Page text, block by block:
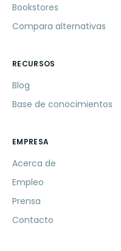
Bookstores
Compara alternativas
RECURSOS
Blog
Base de conocimientos
EMPRESA
Acerca de
Empleo
Prensa
Contacto